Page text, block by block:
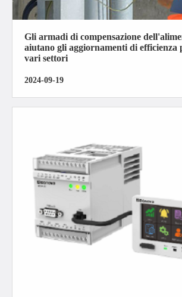
Gli armadi di compensazione
aiutano gli aggiornamenti di efficienza
vari settori
2024-09-19